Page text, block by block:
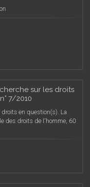
sur les droits
7/2010
en question(s). La
des droits de l'homme, 60